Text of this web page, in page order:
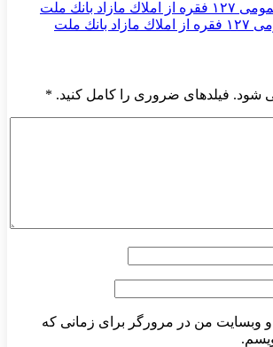
ملت
شود. فیلدهای ضروری را کامل کنید. *
و وبسایت من در مرورگر برای زمانی که